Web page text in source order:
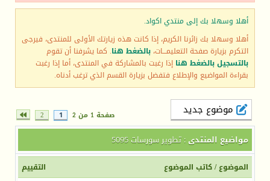
أهلا وسهلا بك إلى منتدي اكواد.
أهلا وسهلا بك زائرنا الكريم، إذا كانت هذه زيارتك الأولى للمنتدى، فيرجى
التكرم بزيارة صفحة التعليمـــات، بالضغط هنا. كما يشرفنا أن تقوم
بالتسجيل بالضغط هنا إذا رغبت بالمشاركة في المنتدى، أما إذا رغبت
بقراءة المواضيع والإطلاع فتفضل بزيارة القسم الذي ترغب أدناه.
موضوع جديد صفحة 1 من 2 1
2
مواضيع المنتدى: تطوير سورسات 5095
التقييم الموضوع/كاتب الموضوع